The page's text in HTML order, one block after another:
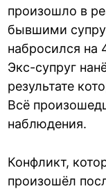
произошло в
бывшими
набросился
Экс-супруг
результате
Всё
наблюдения.
Конфликт,
произошёл